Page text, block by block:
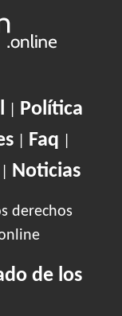
Política
Faq
Noticias
derechos
de los